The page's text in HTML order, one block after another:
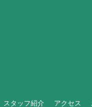
スタッフ紹介 アクセス